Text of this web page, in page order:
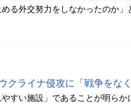
める外交努力をしなかったのか」
クライナ侵攻に「戦争をな
やすい施設」であることが明ら